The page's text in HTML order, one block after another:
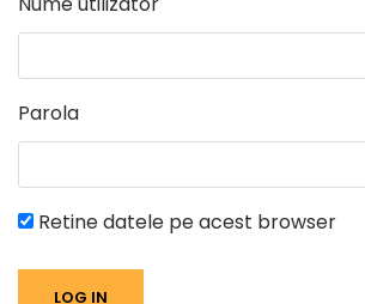
Parola
Retine datele pe acest browser